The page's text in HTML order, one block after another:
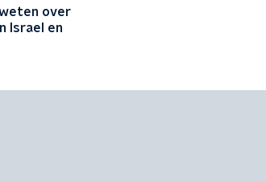
over
Israel en